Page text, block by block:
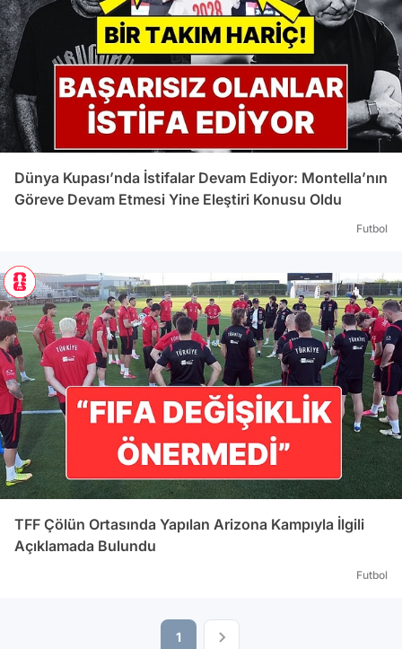
Dünya Kupası’nda İstifalar Devam Ediyor: Montella’nın
Göreve Devam Etmesi Yine Eleştiri Konusu Oldu
Futbol
TFF Çölün Ortasında Yapılan Arizona Kampıyla İlgili
Açıklamada Bulundu
Futbol
1